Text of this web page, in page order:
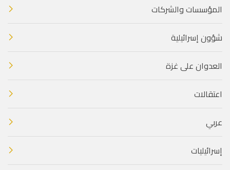
المؤسسات والشركات
شؤون إسرائيلية
العدوان على غزة
اعتقالات
عربي
إسرائيليات